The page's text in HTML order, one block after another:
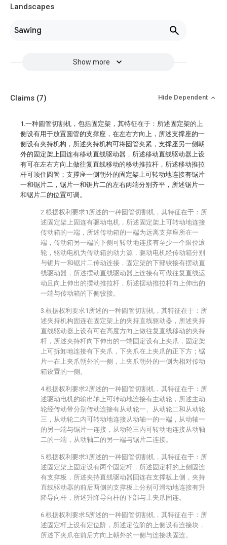
Landscapes
Sawing
Show more
Claims (7) Hide Dependent
1.一种圆管切割机，包括固定架，其特征在于：所述固定架的上
侧设有用于放置圆管的支撑座，在左右方向上，所述支撑座的一
侧设有夹持机构，所述夹持机构可将圆管夹紧，支撑座另一侧朝
外的固定架上固连有移动直线驱动器，所述移动直线驱动器上设
有可在左右方向上做往复直线移动的移动推拉杆，所述移动推拉
杆可顶住圆管；支撑座一侧朝外的固定架上可转动地连接有锯片
一和锯片二，锯片一和锯片二的左右两端分别齐平，所述锯片一
和锯片二的位置可调。
2.根据权利要求1所述的一种圆管切割机，其特征在于：所
述固定架上固连有驱动电机，所述固定架上可转动地连接
传动箱的一端，所述传动箱的一端为远离支撑座所在一
端，传动箱另一端的下侧可转动地连接有至少一个限位滚
轮，驱动电机为传动箱的动力源，驱动电机经传动箱分别
与锯片一和锯片二传动连接，固定架的下部铰接有摆动直
线驱动器，所述摆动直线驱动器上连接有可做往复直线运
动且向上伸出的摆动推拉杆，所述摆动推拉杆向上伸出的
一端与传动箱的下侧铰接。
3.根据权利要求1所述的一种圆管切割机，其特征在于：所
述夹持机构固连在固定架上的夹持直线驱动器，所述夹持
直线驱动器上设有可在高度方向上做往复直线移动的夹持
杆，所述夹持杆向下伸出的一端固定设有上夹爪，固定架
上可拆卸地连接有下夹爪，下夹爪在上夹爪的正下方；锯
片一在上夹爪朝外的一侧，上夹爪朝外的一侧为相对传动
箱设置的一侧。
4.根据权利要求2所述的一种圆管切割机，其特征在于：所
述驱动电机的输出轴上可转动地连接有主动轮，所述主动
轮经传动带分别传动连接有从动轮一、从动轮二和从动轮
三，从动轮二内可转动地连接从动轴一的一端，从动轴一
的另一端与锯片一连接，从动轮三内可转动地连接从动轴
二的一端，从动轴二的另一端与锯片二连接。
5.根据权利要求3所述的一种圆管切割机，其特征在于：所
述固定架上固定设有两个固定杆，所述固定杆的上侧固连
有支撑板，所述夹持直线驱动器固连在支撑板上侧，夹持
直线驱动器的前后两侧的支撑板上分别可滑动地连接有升
降导向杆，所述升降导向杆的下部与上夹爪固连。
6.根据权利要求5所述的一种圆管切割机，其特征在于：所
述固定杆上设有定位阶，所述定位阶的上侧设有连接块，
所述下夹爪在前后方向上朝外的一侧与连接块固连。